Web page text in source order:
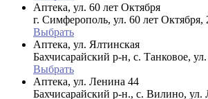
Аптека, ул. 60 лет Октября
г. Симферополь, ул. 60 лет Октября,
Выбрать
Аптека, ул. Ялтинская
Бахчисарайский р-н, с. Танковое,
Выбрать
Аптека, ул. Ленина 44
Бахчисарайский р-н., с. Вилино, ул.